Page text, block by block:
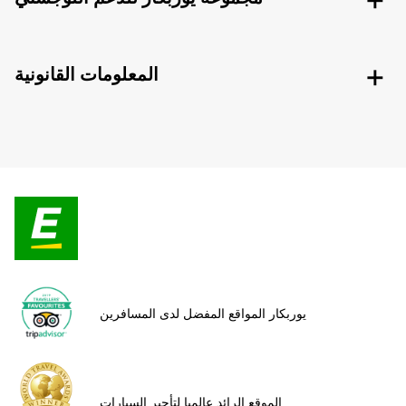
المعلومات القانونية
يوربكار المواقع المفضل لدى المسافرين
الموقع الرائد عالميا لتأجير السيارات